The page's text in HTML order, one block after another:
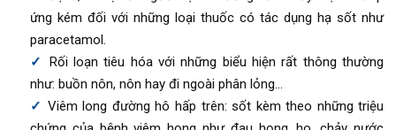
ứng kém đối với những loại thuốc có tác dụng hạ sốt như
paracetamol.
Rối loạn tiêu hóa với những biểu hiện rất thông thường
như: buồn nôn, nôn hay đi ngoài phân lỏng…
Viêm long đường hô hấp trên: sốt kèm theo những triệu